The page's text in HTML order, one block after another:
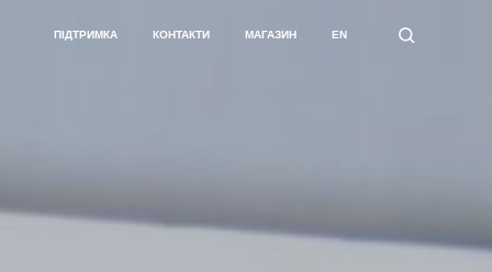
ПІДТРИМКА КОНТАКТИ МАГАЗИН EN